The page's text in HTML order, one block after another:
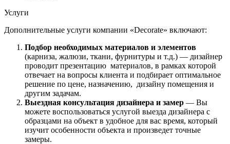
Услуги
Дополнительные услуги компании «Decorate» включают:
Подбор необходимых материалов и элементов
(карниза, жалюзи, ткани, фурнитуры и т.д.) — дизайнер
проводит презентацию материалов, в рамках которой
отвечает на вопросы клиента и подбирает оптимальное
решение по цене, назначению, дизайну помещения и
другим задачам.
Выездная консультация дизайнера и замер — Вы
можете воспользоваться услугой выезда дизайнера с
образцами на объект в удобное для вас время, который
изучит особенности объекта и произведет точные
замеры.